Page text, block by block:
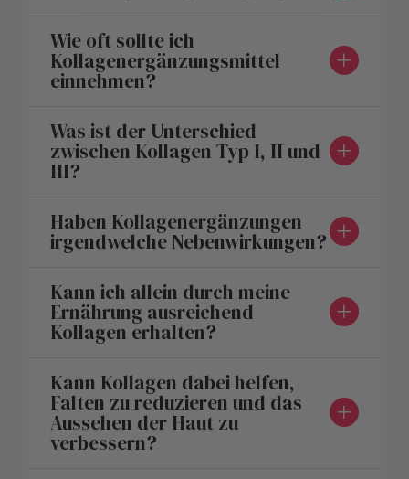
Wie oft sollte ich
Kollagenergänzungsmittel
einnehmen?
Was ist der Unterschied
zwischen Kollagen Typ I, II und
III?
Haben Kollagenergänzungen
irgendwelche Nebenwirkungen?
Kann ich allein durch meine
Ernährung ausreichend
Kollagen erhalten?
Kann Kollagen dabei helfen,
Falten zu reduzieren und das
Aussehen der Haut zu
verbessern?